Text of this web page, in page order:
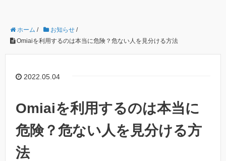
ホーム / お知らせ /
Omiaiを利用するのは本当に危険？危ない人を見分ける方法
2022.05.04
Omiaiを利用するのは本当に
危険？危ない人を見分ける方
法